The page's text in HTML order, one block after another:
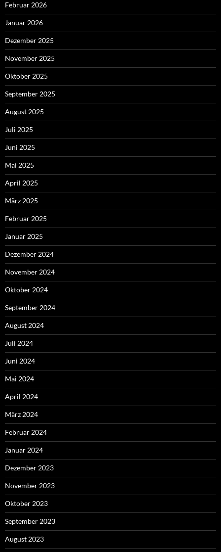
Februar 2026
Januar 2026
Dezember 2025
November 2025
Oktober 2025
September 2025
August 2025
Juli 2025
Juni 2025
Mai 2025
April 2025
März 2025
Februar 2025
Januar 2025
Dezember 2024
November 2024
Oktober 2024
September 2024
August 2024
Juli 2024
Juni 2024
Mai 2024
April 2024
März 2024
Februar 2024
Januar 2024
Dezember 2023
November 2023
Oktober 2023
September 2023
August 2023